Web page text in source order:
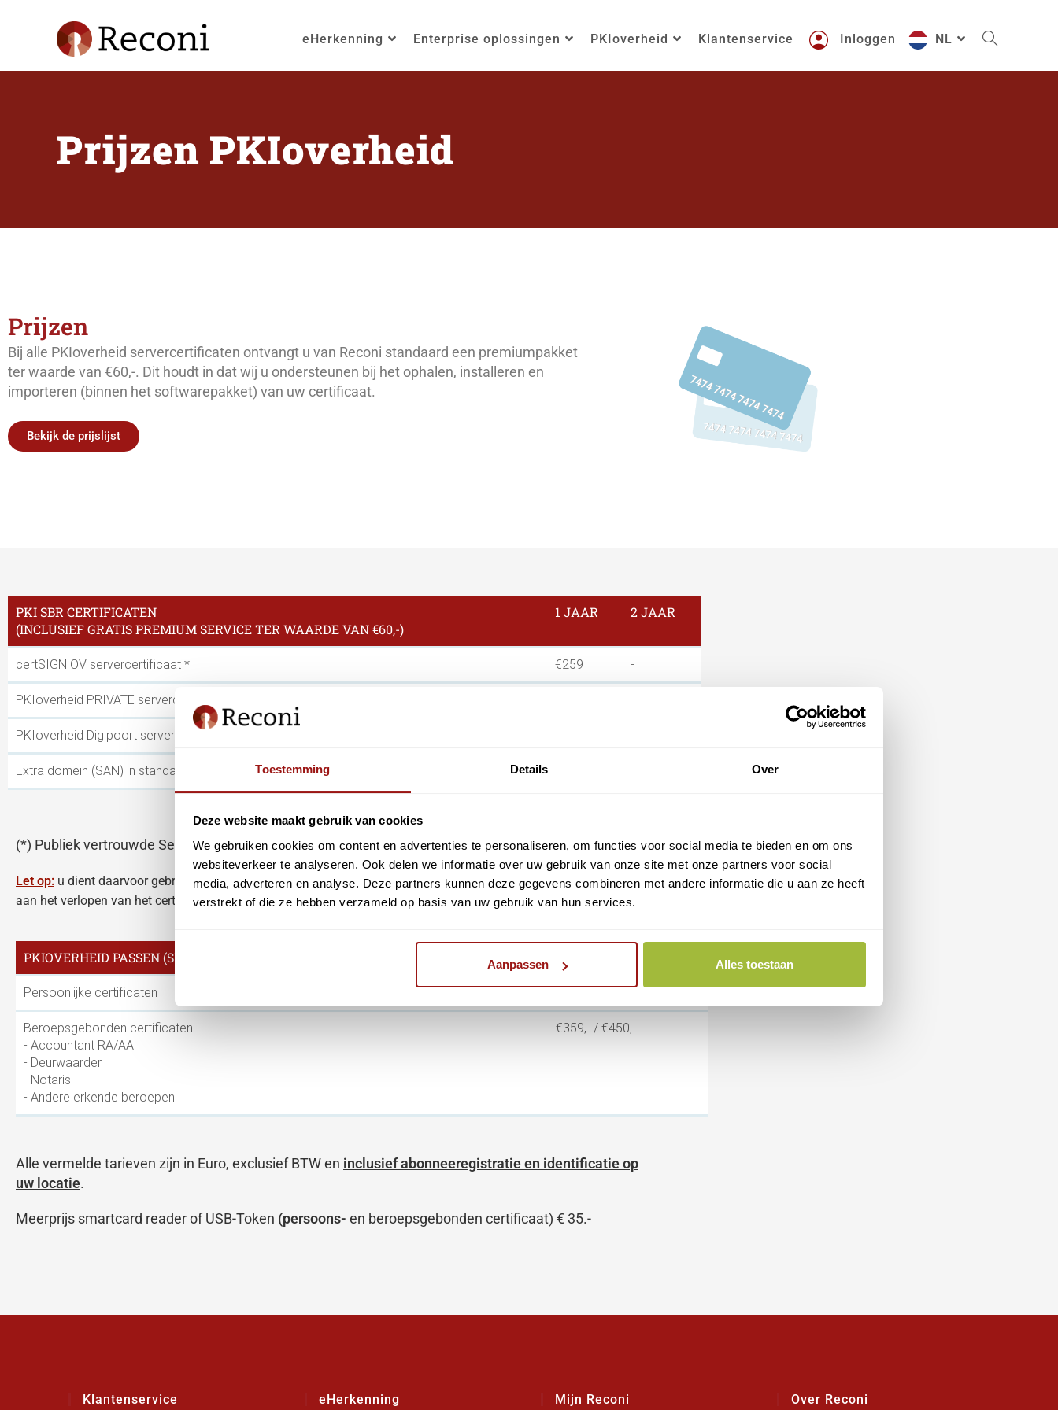
Toestemming Details Over
Deze website maakt gebruik van cookies
We gebruiken cookies om content en advertenties te personaliseren, om functies voor social media te bieden en om ons
websiteverkeer te analyseren. Ook delen we informatie over uw gebruik van onze site met onze partners voor social
media, adverteren en analyse. Deze partners kunnen deze gegevens combineren met andere informatie die u aan ze heeft
verstrekt of die ze hebben verzameld op basis van uw gebruik van hun services.
Aanpassen Alles toestaan
eHerkenning Enterprise oplossingen PKIoverheid Klantenservice Inloggen NL
Prijzen PKIoverheid
Prijzen
Bij alle PKIoverheid servercertificaten ontvangt u van Reconi standaard een premiumpakket
ter waarde van €60,-. Dit houdt in dat wij u ondersteunen bij het ophalen, installeren en
importeren (binnen het softwarepakket) van uw certificaat.
Bekijk de prijslijst
PKI SBR CERTIFICATEN
(INCLUSIEF GRATIS PREMIUM SERVICE TER WAARDE VAN €60,-)
1 JAAR 2 JAAR
certSIGN OV servercertificaat * €259 -
PKIoverheid PRIVATE servercertificaat premium
PKIoverheid Digipoort servercertificaat premium
Extra domein (SAN) in standaard of PRIVATE servercertificaat per domein
(*) Publiek vertrouwde Servercertificaten hebben een maximale looptijd van 1 jaar.
Let op: u dient daarvoor gebruik te maken van de link in het e-mailbericht dat KPN/Reconi u toestuurt voorafgaand
aan het verlopen van het certificaat of viaMijnCertificaten een Servercertificaat te verlengen
PKIOVERHEID PASSEN (SMARTCARD/USB TOKEN)
Persoonlijke certificaten €339,- / €390,-
Beroepsgebonden certificaten
- Accountant RA/AA
- Deurwaarder
- Notaris
- Andere erkende beroepen
€359,- / €450,-
Alle vermelde tarieven zijn in Euro, exclusief BTW en inclusief abonneeregistratie en identificatie op
uw locatie.
Meerprijs smartcard reader of USB-Token (persoons- en beroepsgebonden certificaat) € 35.-
Klantenservice eHerkenning Mijn Reconi Over Reconi